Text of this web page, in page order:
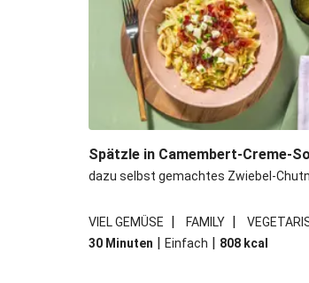
Camembert En
Chana Masala mit
Vegane Beyond
Spätzle in Camembert-Creme-
dazu selbst gemachtes Zwiebel-
VIEL GEMÜSE | FAMILY |
30 Minuten | Einfach | 808 kcal